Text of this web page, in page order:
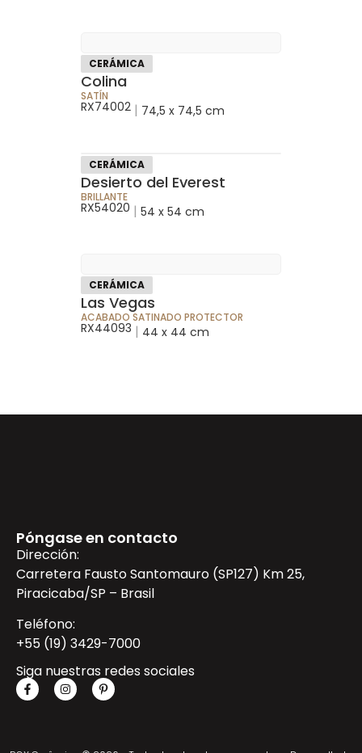
CERÁMICA
Colina
SATÍN
RX74002 | 74,5 x 74,5 cm
CERÁMICA
Desierto del Everest
BRILLANTE
RX54020 | 54 x 54 cm
CERÁMICA
Las Vegas
ACABADO SATINADO PROTECTOR
RX44093 | 44 x 44 cm
Póngase en contacto
Dirección:
Carretera Fausto Santomauro (SP127) Km 25,
Piracicaba/SP – Brasil
Teléfono:
+55 (19) 3429-7000
Siga nuestras redes sociales